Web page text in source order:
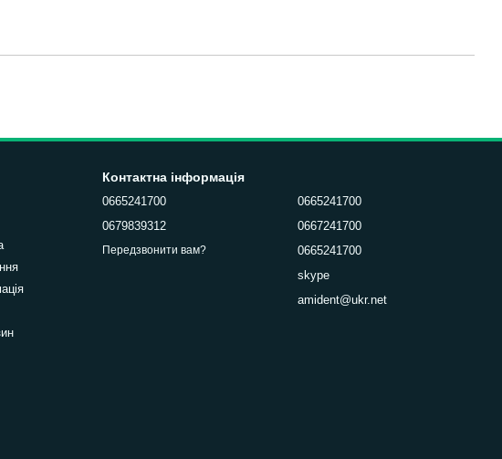
Контактна інформація
0665241700
0679839312
Передзвонити вам?
0665241700
0667241700
0665241700
skype
amident@ukr.net